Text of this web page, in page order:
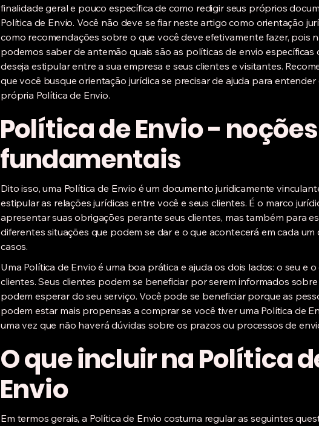
finalidade geral e pouco específica de como redigir seus próprios
Política de Envio. Você não deve se fiar neste artigo como orientação
como recomendações sobre o que você deve efetivamente fazer, pois
podemos saber de antemão quais são as políticas de envio específicas
deseja estipular entre a sua empresa e seus clientes e visitantes.
que você busque orientação jurídica se precisar de ajuda para entender
própria Política de Envio.
Política de Envio - noções
fundamentais
Dito isso, uma Política de Envio é um documento juridicamente
estipular as relações jurídicas entre você e seus clientes. É o marco
apresentar suas obrigações perante seus clientes, mas também para
diferentes situações que podem se dar e o que acontecerá em cada um
casos.
Uma Política de Envio é uma boa prática e ajuda os dois lados: o seu e
clientes. Seus clientes podem se beneficiar por serem informados
podem esperar do seu serviço. Você pode se beneficiar porque as
podem estar mais propensas a comprar se você tiver uma Política de
uma vez que não haverá dúvidas sobre os prazos ou processos de
O que incluir na Política
Envio
Em termos gerais, a Política de Envio costuma regular as seguintes